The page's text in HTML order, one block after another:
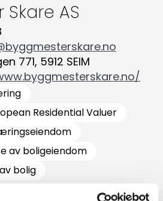
AS
771, 5912 SEIM
Residential Valuer
av boligeiendom
bolig